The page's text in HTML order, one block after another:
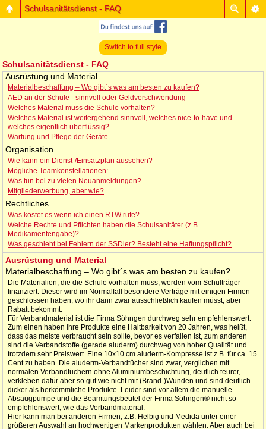
Schulsanitätsdienst - FAQ
Switch to full style
Schulsanitätsdienst - FAQ
Ausrüstung und Material
Materialbeschaffung – Wo gibt´s was am besten zu kaufen?
AED an der Schule –sinnvoll oder Geldverschwendung
Welches Material muss die Schule vorhalten?
Welches Material ist weitergehend sinnvoll, welches nice-to-have und
welches eigentlich überflüssig?
Wartung und Pflege der Geräte
Organisation
Wie kann ein Dienst-/Einsatzplan aussehen?
Mögliche Teamkonstellationen:
Was tun bei zu vielen Neuanmeldungen?
Mitgliederwerbung, aber wie?
Rechtliches
Was kostet es wenn ich einen RTW rufe?
Welche Rechte und Pflichten haben die Schulsanitäter (z.B.
Medikamentengabe)?
Was geschieht bei Fehlern der SSDler? Besteht eine Haftungspflicht?
Ausrüstung und Material
Materialbeschaffung – Wo gibt´s was am besten zu kaufen?
Die Materialien, die die Schule vorhalten muss, werden vom Schulträger
finanziert. Dieser wird im Normalfall besondere Verträge mit einigen Firmen
geschlossen haben, wo ihr dann zwar ausschließlich kaufen müsst, aber
Rabatt bekommt.
Für Verbandmaterial ist die Firma Söhngen durchweg sehr empfehlenswert.
Zum einen haben ihre Produkte eine Haltbarkeit von 20 Jahren, was heißt,
dass das meiste verbraucht sein sollte, bevor es verfallen ist, zum anderen
sind die Verbandstoffe (gerade aluderm) durchweg von hoher Qualität und
trotzdem sehr Preiswert. Eine 10x10 cm aluderm-Kompresse ist z.B. für ca. 15
Cent zu haben. Die aluderm-Verbandtücher sind zwar, verglichen mit
normalen Verbandtüchern ohne Aluminiumbeschichtung, deutlich teurer,
verkleben dafür aber so gut wie nicht mit (Brand-)Wunden und sind deutlich
dicker als herkömmliche Produkte. Leider sind vor allem die manuelle
Absaugpumpe und die Beamtungsbeutel der Firma Söhngen® nicht so
empfehlenswert, wie das Verbandmaterial.
Hier kann man bei anderen Firmen, z.B. Helbig und Medida unter einer
größeren Auswahl an hochwertigen Markenprodukten wählen. Aber auch bei